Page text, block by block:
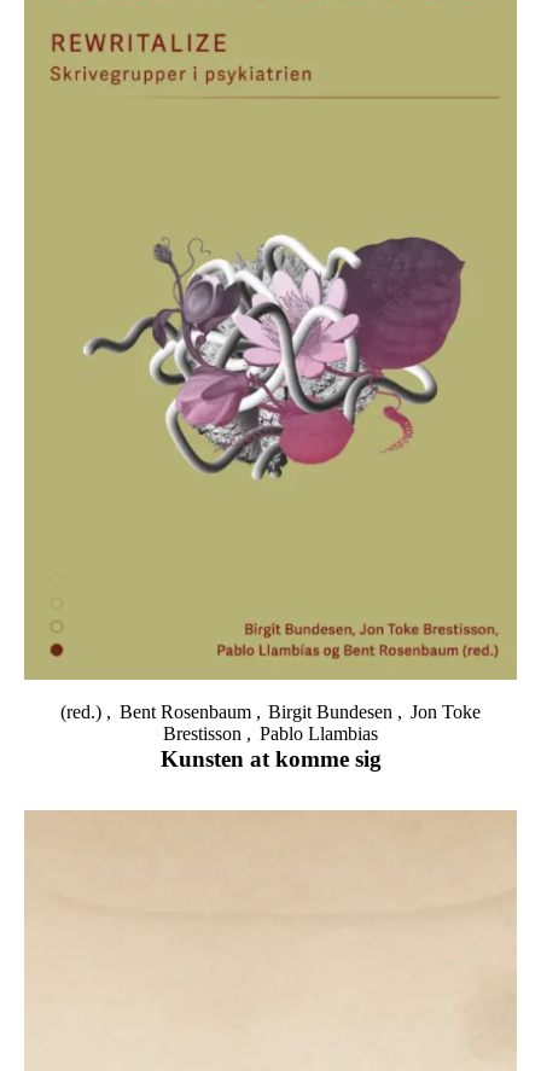
Kunsten at komme sig
(red.) Bent Rosenbaum Birgit Bundesen
Jon Toke
Brestisson
Pablo Llambias